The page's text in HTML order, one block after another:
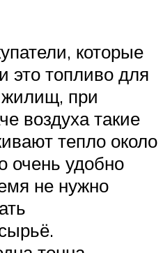
которые
это топливо для
жилищ, при
воздуха такие
тепло около
очень удобно
не нужно